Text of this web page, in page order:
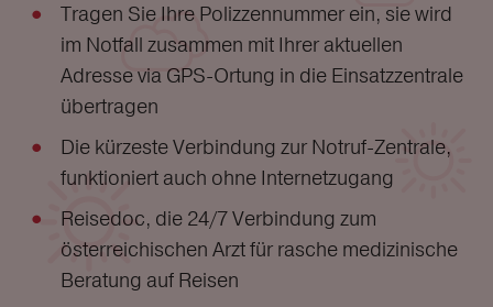
Tragen Sie Ihre Polizzennummer ein, sie wird
im Notfall zusammen mit Ihrer aktuellen
Adresse via GPS-Ortung in die Einsatzzentrale
übertragen
Die kürzeste Verbindung zur Notruf-Zentrale,
funktioniert auch ohne Internetzugang
Reisedoc, die 24/7 Verbindung zum
österreichischen Arzt für rasche medizinische
Beratung auf Reisen